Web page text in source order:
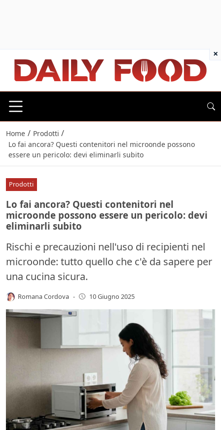
Home / Prodotti /
Lo fai ancora? Questi contenitori nel microonde possono
essere un pericolo: devi eliminarli subito
Prodotti
Lo fai ancora? Questi contenitori nel
microonde possono essere un pericolo: devi
eliminarli subito
Rischi e precauzioni nell'uso di recipienti nel
microonde: tutto quello che c'è da sapere per
una cucina sicura.
Romana Cordova - 10 Giugno 2025
×